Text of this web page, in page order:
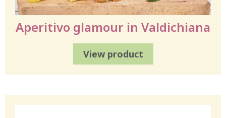
Aperitivo glamour in Valdichiana
View product